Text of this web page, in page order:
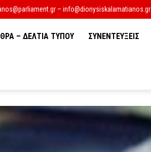
– info@dionysiskalamatianos.gr
– ΔΕΛΤΙΑ ΤΥΠΟΥ ΣΥΝΕΝΤΕΥΞΕΙΣ